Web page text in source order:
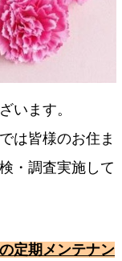
います。
は皆様のお住ま
・調査実施して
定期メンテナン